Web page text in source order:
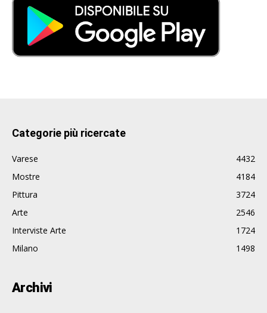
Categorie più ricercate
Varese
4432
Mostre
4184
Pittura
3724
Arte
2546
Interviste Arte
1724
Milano
1498
Archivi